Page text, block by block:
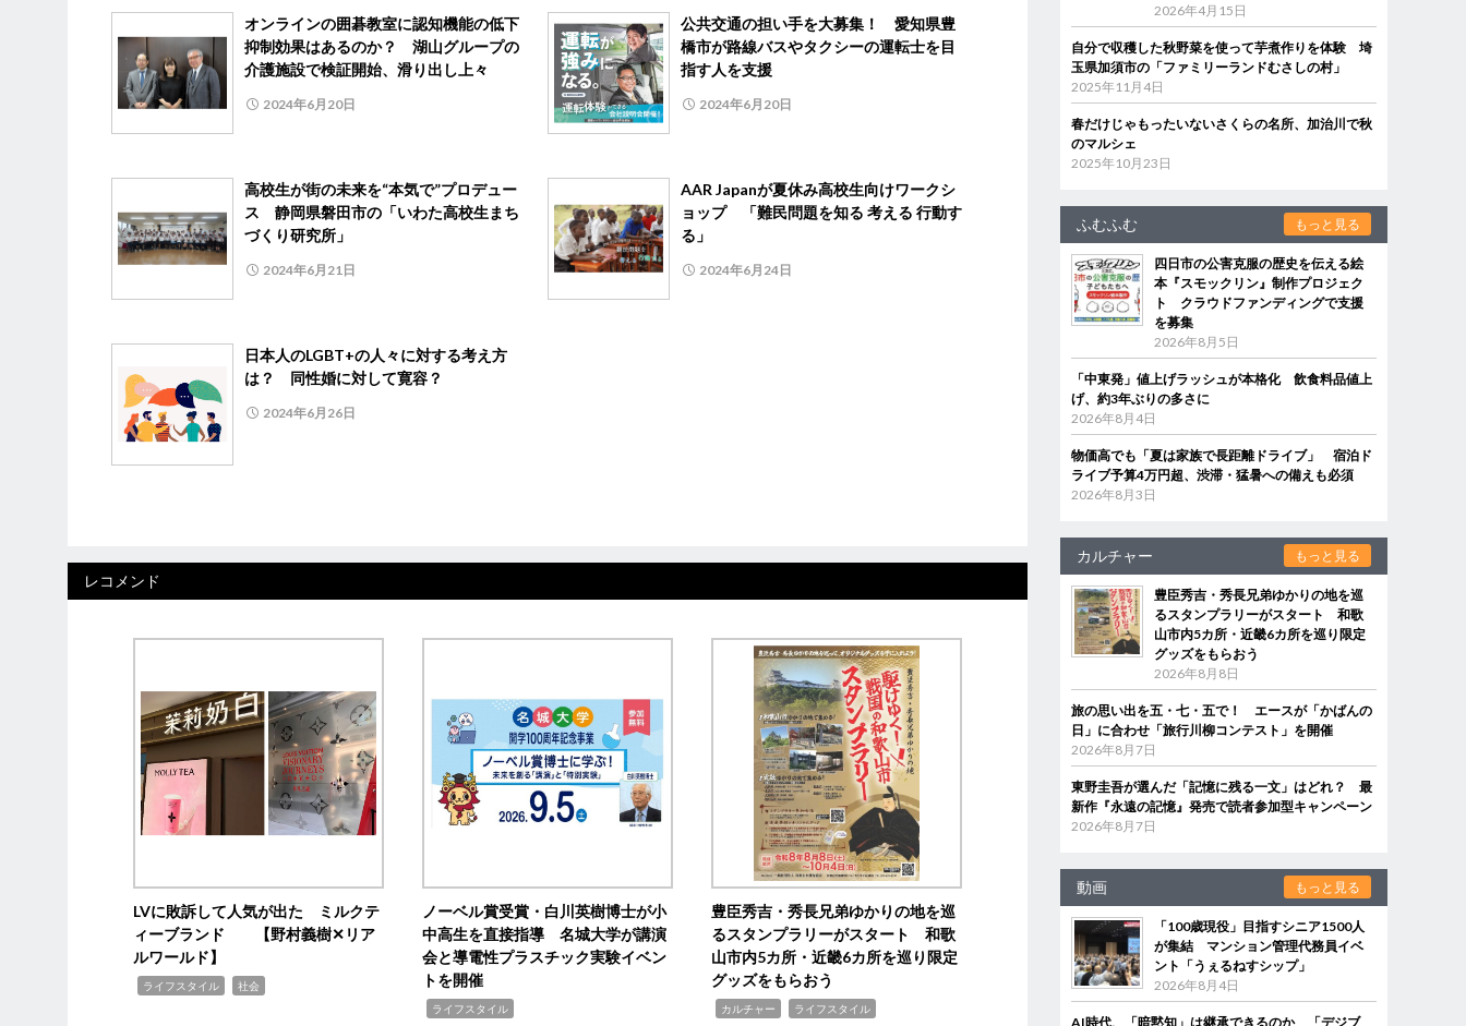
オンラインの囲碁教室に認知機能の低下
抑制効果はあるのか？ 湖山グループの
介護施設で検証開始、滑り出し上々
2024年6月20日
公共交通の担い手を大募集！ 愛知県豊
橋市が路線バスやタクシーの運転士を目
指す人を支援
2024年6月20日
高校生が街の未来を“本気で”プロデュー
ス 静岡県磐田市の「いわた高校生まち
づくり研究所」
2024年6月21日
AAR Japanが夏休み高校生向けワークシ
ョップ 「難民問題を知る 考える 行動す
る」
2024年6月24日
日本人のLGBT+の人々に対する考え方
は？ 同性婚に対して寛容？
2024年6月26日
レコメンド
LVに敗訴して人気が出た ミルクテ
ィーブランド 【野村義樹✕リア
ルワールド】
ライフスタイル 社会
ノーベル賞受賞・白川英樹博士が小
中高生を直接指導 名城大学が講演
会と導電性プラスチック実験イベン
トを開催
ライフスタイル
豊臣秀吉・秀長兄弟ゆかりの地を巡
るスタンプラリーがスタート 和歌
山市内5カ所・近畿6カ所を巡り限定
グッズをもらおう
カルチャー ライフスタイル
2026年4月15日
自分で収穫した秋野菜を使って芋煮作りを体験 埼
玉県加須市の「ファミリーランドむさしの村」
2025年11月4日
春だけじゃもったいないさくらの名所、加治川で秋
のマルシェ
2025年10月23日
ふむふむ もっと見る
四日市の公害克服の歴史を伝える絵
本『スモックリン』制作プロジェク
ト クラウドファンディングで支援
を募集
2026年8月5日
「中東発」値上げラッシュが本格化 飲食料品値上
げ、約3年ぶりの多さに
2026年8月4日
物価高でも「夏は家族で長距離ドライブ」 宿泊ド
ライブ予算4万円超、渋滞・猛暑への備えも必須
2026年8月3日
カルチャー もっと見る
豊臣秀吉・秀長兄弟ゆかりの地を巡
るスタンプラリーがスタート 和歌
山市内5カ所・近畿6カ所を巡り限定
グッズをもらおう
2026年8月8日
旅の思い出を五・七・五で！ エースが「かばんの
日」に合わせ「旅行川柳コンテスト」を開催
2026年8月7日
東野圭吾が選んだ「記憶に残る一文」はどれ？ 最
新作『永遠の記憶』発売で読者参加型キャンペーン
2026年8月7日
動画 もっと見る
「100歳現役」目指すシニア1500人
が集結 マンション管理代務員イベ
ント「うぇるねすシップ」
2026年8月4日
AI時代、「暗黙知」は継承できるのか 「デジブ